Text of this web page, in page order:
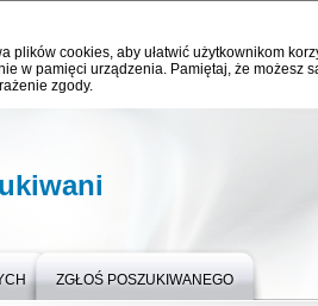
plików cookies, aby ułatwić użytkownikom
w pamięci urządzenia. Pamiętaj, że możesz
zgody.
ZGŁOŚ POSZUKIWANEGO